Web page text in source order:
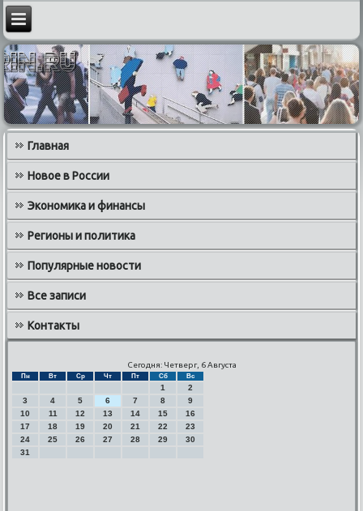
Главная
Новое в России
Экономика и финансы
Регионы и политика
Популярные новости
Все записи
Контакты
Сегодня: Четверг, 6 Августа
Пн Вт Ср Чт Пт Сб Вс
1
2
3
4 5 6 7 8
9
10
11 12 13 14 15
16
17
18 19 20 21 22
23
24
25 26 27 28 29
30
31